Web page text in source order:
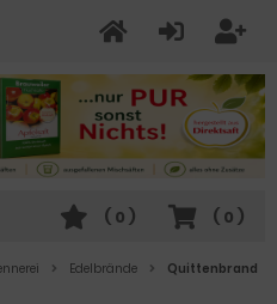
( 0 )
( 0 )
Edelbrände
Quittenbrand